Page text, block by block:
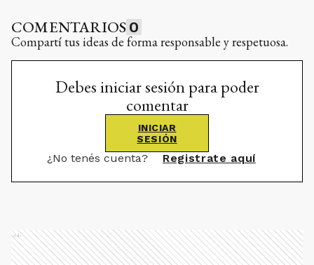
COMENTARIOS 0
Compartí tus ideas de forma responsable y respetuosa.
Debes iniciar sesión para poder
comentar
INICIAR
SESIÓN
¿No tenés cuenta? Registrate aquí
Ads